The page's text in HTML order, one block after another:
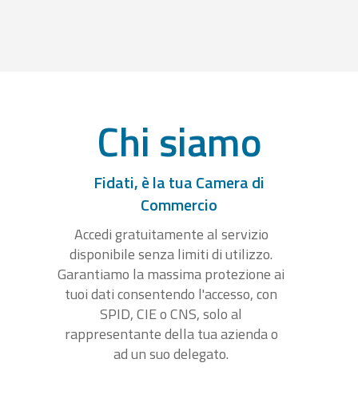
Chi siamo
Fidati, è la tua Camera di
Commercio
Accedi gratuitamente al servizio
disponibile senza limiti di utilizzo.
Garantiamo la massima protezione ai
tuoi dati consentendo l'accesso, con
SPID, CIE o CNS, solo al
rappresentante della tua azienda o
ad un suo delegato.